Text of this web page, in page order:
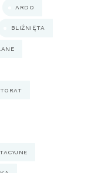
ARDO
BLIŹNIĘTA